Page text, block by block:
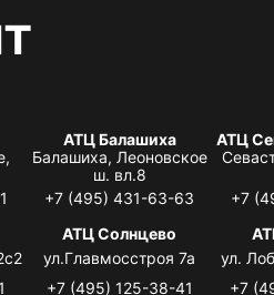
АТЦ Балашиха
Балашиха, Леоновское
ш. вл.8
+7 (495) 431-63-63
АТЦ
+7
АТЦ Солнцево
ул.Главмосстроя 7а
+7 (495) 125-38-41
ул.
+7